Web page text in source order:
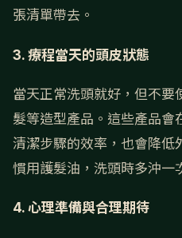
張清單帶去。
3. 療程當天的頭皮狀態
當天正常洗頭就好，但不要
髮等造型產品。這些產品會
清潔步驟的效率，也會降低
慣用護髮油，洗頭時多沖一
4. 心理準備與合理期待